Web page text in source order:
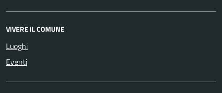
VIVERE IL COMUNE
Luoghi
Eventi